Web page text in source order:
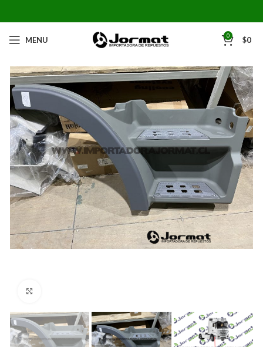
MENU 0 $0